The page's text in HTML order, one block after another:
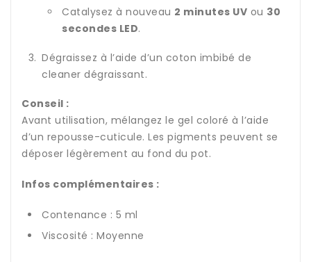
Catalysez à nouveau 2 minutes UV ou 30
secondes LED.
Dégraissez à l’aide d’un coton imbibé de
cleaner dégraissant.
Conseil :
Avant utilisation, mélangez le gel coloré à l’aide
d’un repousse-cuticule. Les pigments peuvent se
déposer légèrement au fond du pot.
Infos complémentaires :
Contenance : 5 ml
Viscosité : Moyenne